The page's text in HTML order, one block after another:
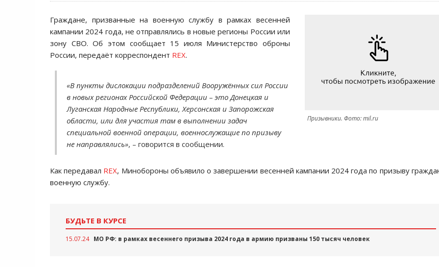
Призывники. Фото: mil.ru
Граждане, призванные на военную службу в рамках весенней
кампании 2024 года, не отправлялись в новые регионы России или
зону СВО. Об этом сообщает 15 июля Министерство оброны
России, передаёт корреспондент REX.
«В пункты дислокации подразделений Вооружённых сил России
в новых регионах Российской Федерации – это Донецкая и
Луганская Народные Республики, Херсонская и Запорожская
области, или для участия там в выполнении задач
специальной военной операции, военнослужащие по призыву
не направлялись», – говорится в сообщении.
Как передавал REX, Минобороны объявило о завершении весенней кампании 2024 года по призыву
военную службу.
БУДЬТЕ В КУРСЕ
15.07.24 МО РФ: в рамках весеннего призыва 2024 года в армию призваны 150 тысяч человек